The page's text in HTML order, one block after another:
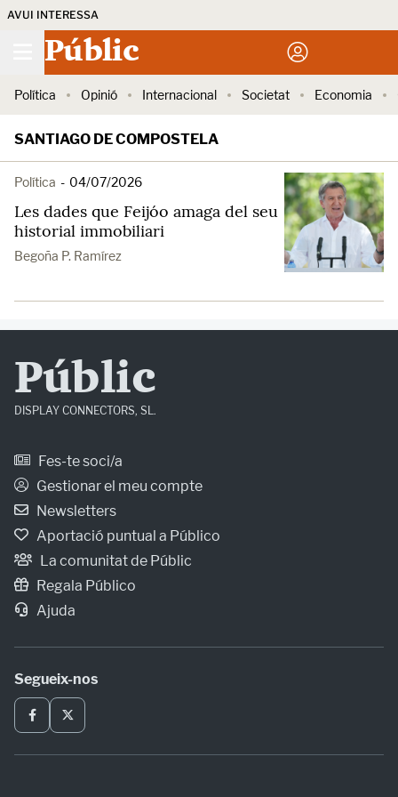
AVUI INTERESSA
Públic
Política Opinió Internacional Societat Economia
SANTIAGO DE COMPOSTELA
Política - 04/07/2026
Les dades que Feijóo amaga del seu
historial immobiliari
Begoña P. Ramírez
Públic
DISPLAY CONNECTORS, SL.
Fes-te soci/a
Gestionar el meu compte
Newsletters
Aportació puntual a Público
La comunitat de Públic
Regala Público
Ajuda
Segueix-nos